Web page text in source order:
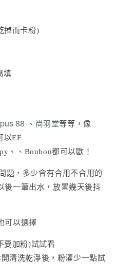
掉而卡粉)
填
88 、 尚羽堂等等，像
以EF
、、Bonbon都可以歐！
題，多少會有合用不合用的
後一筆出水，放置幾天後抖
可以選擇
要加粉)試試看
清洗乾淨後，粉灌少一點試